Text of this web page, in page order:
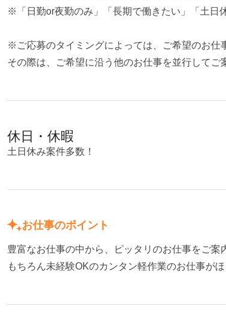
※「日勤or夜勤のみ」「長期で働きたい」「土日
※ご応募のタイミングによっては、ご希望のお仕
その際は、ご希望に沿う他のお仕事を並行してご
休日・休暇
土日休み案件多数！
お仕事のポイント
豊富なお仕事の中から、ピッタリのお仕事をご案
もちろん未経験OKのカンタン軽作業のお仕事が